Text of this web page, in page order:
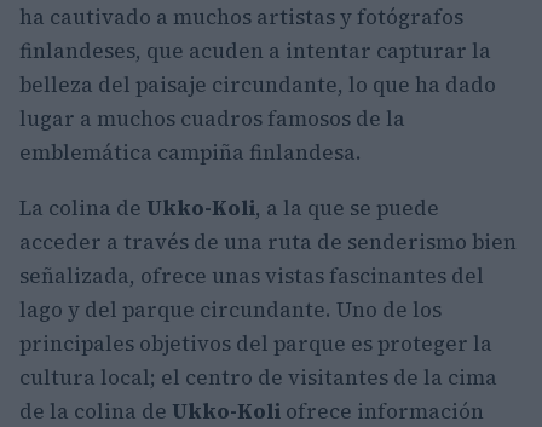
ha cautivado a muchos artistas y fotógrafos
finlandeses, que acuden a intentar capturar la
belleza del paisaje circundante, lo que ha dado
lugar a muchos cuadros famosos de la
emblemática campiña finlandesa.
La colina de Ukko-Koli, a la que se puede
acceder a través de una ruta de senderismo bien
señalizada, ofrece unas vistas fascinantes del
lago y del parque circundante. Uno de los
principales objetivos del parque es proteger la
cultura local; el centro de visitantes de la cima
de la colina de Ukko-Koli ofrece información